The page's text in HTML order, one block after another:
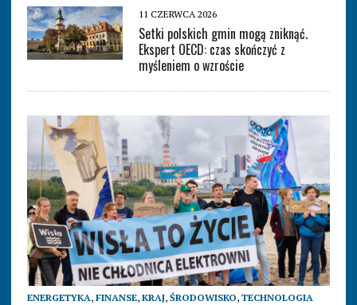
11 CZERWCA 2026
Setki polskich gmin mogą zniknąć.
Ekspert OECD: czas skończyć z
myśleniem o wzroście
ENERGETYKA, FINANSE, KRAJ, ŚRODOWISKO, TECHNOLOGIA